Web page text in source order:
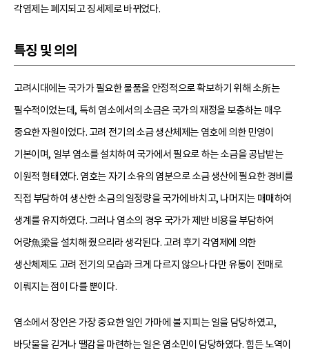
각염제는 폐지되고 징세제로 바뀌었다.
특징 및 의의
고려시대에는 국가가 필요한 물품을 안정적으로 확보하기 위해 소所는
필수적이었는데, 특히 염소에서의 소금은 국가의 재정을 보충하는 매우
중요한 자원이었다. 고려 전기의 소금 생산체제는 염호에 의한 민영이
기본이며, 일부 염소를 설치하여 국가에서 필요로 하는 소금을 공납받는
이원적 형태였다. 염호는 자기 소유의 염분으로 소금 생산에 필요한 경비를
직접 부담하여 생산한 소금의 일정량을 국가에 바치고, 나머지는 매매하여
생계를 유지하였다. 그러나 염소의 경우 국가가 제반 비용을 부담하여
어량魚梁을 설치해 줬으리라 생각된다. 고려 후기 각염제에 의한
생산체제도 고려 전기의 모습과 크게 다르지 않으나 다만 유통이 전매로
이뤄지는 점이 다를 뿐이다.
염소에서 장인은 가장 중요한 일인 가마에 불 지피는 일을 담당하였고,
바닷물을 긷거나 땔감을 마련하는 일은 염소민이 담당하였다. 힘든 노역이